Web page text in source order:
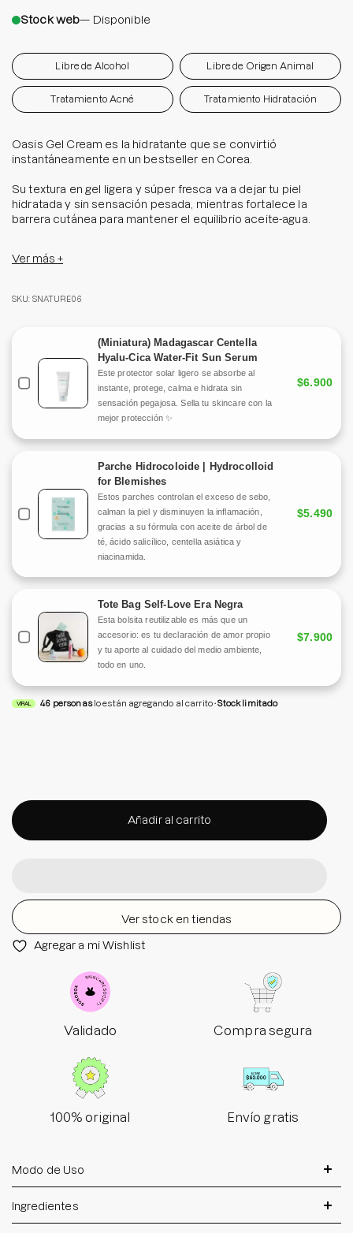
Stock web— Disponible
Libre de Alcohol Libre de Origen Animal
Tratamiento Acné Tratamiento Hidratación
Oasis Gel Cream es la hidratante que se convirtió
instantáneamente en un bestseller en Corea.
Su textura en gel ligera y súper fresca va a dejar tu piel
hidratada y sin sensación pesada, mientras fortalece la
barrera cutánea para mantener el equilibrio aceite-agua.
deshidratadas o propensas al acné ya que al estar
inulina, proporciona un efecto calmante inmediato que ayuda
Ver más +
SKU: SNATURE06
(Miniatura) Madagascar Centella
Hyalu-Cica Water-Fit Sun Serum
Este protector solar ligero se absorbe al
instante, protege, calma e hidrata sin
sensación pegajosa. Sella tu skincare con la
mejor protección ✨
$6.900
Parche Hidrocoloide | Hydrocolloid
for Blemishes
Estos parches controlan el exceso de sebo,
calman la piel y disminuyen la inflamación,
gracias a su fórmula con aceite de árbol de
té, ácido salicílico, centella asiática y
niacinamida.
$5.490
Tote Bag Self-Love Era Negra
Esta bolsita reutilizable es más que un
accesorio: es tu declaración de amor propio
y tu aporte al cuidado del medio ambiente,
todo en uno.
$7.900
VIRAL 46 personas lo están agregando al carrito Stock limitado
Añadir al carrito
Ver stock en tiendas
Agregar a mi Wishlist
Validado Compra segura
100% original Envío gratis
Modo de Uso
Ingredientes